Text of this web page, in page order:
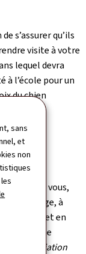
sans
et
non
s’assurer qu’ils
visite à votre
lequel devra
à l’école pour un
du chien
fixée avec vous,
entourage, à
à l’école et en
signerez le
(Association